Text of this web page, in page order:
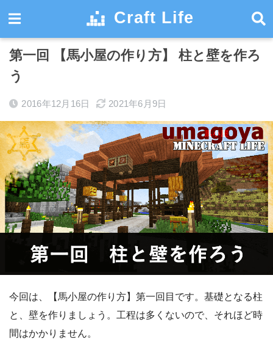
Craft Life
建築レシピ
第一回 【馬小屋の作り方】 柱と壁を作ろ
う
2016年12月16日 2021年6月9日
今回は、【馬小屋の作り方】第一回目です。基礎となる柱
と、壁を作りましょう。工程は多くないので、それほど時
間はかかりません。